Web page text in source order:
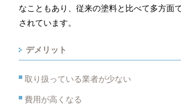
なこともあり、従来の塗料と比べて多方面
されています。
デメリット
取り扱っている業者が少ない
費用が高くなる